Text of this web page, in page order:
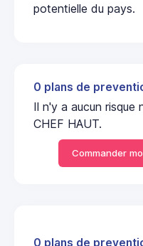
potentielle du pays.
0 plans de
Il n'y a aucun risque
CHEF HAUT.
Commander
0 plans de